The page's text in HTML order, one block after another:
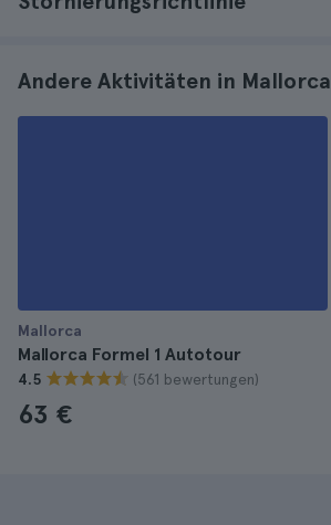
Andere Aktivitäten in Mallorca
Mallorca
Mallorca Formel 1 Autotour
4.5 (561 bewertungen)
63 €